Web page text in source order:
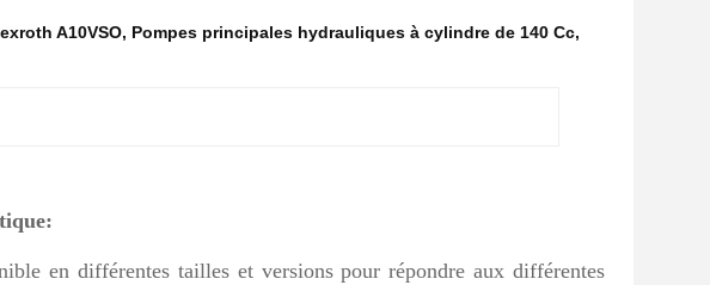
A10VSO, Pompes principales hydrauliques à cylindre de 140 Cc,
en différentes tailles et versions pour répondre aux différentes